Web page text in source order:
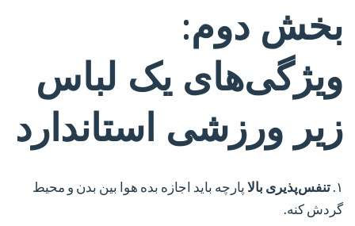
بخش دوم:
ویژگی‌های یک لباس
زیر ورزشی استاندارد
۱. تنفس‌پذیری بالاپارچه باید اجازه بده هوا بین بدن و محیط
گردش کنه.